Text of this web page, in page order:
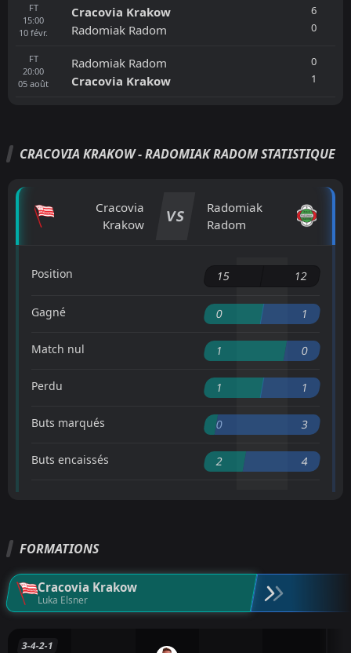
FT
15:00
10 févr.
Cracovia Krakow
Radomiak Radom
6
0
FT
20:00
05 août
Radomiak Radom
Cracovia Krakow
0
1
CRACOVIA KRAKOW - RADOMIAK RADOM STATISTIQUE
Cracovia
Krakow
VS
Radomiak
Radom
Position 15 12
Gagné 0 1
Match nul 1 0
Perdu 1 1
Buts marqués 0 3
Buts encaissés 2 4
FORMATIONS
Cracovia Krakow
Luka Elsner
3-4-2-1